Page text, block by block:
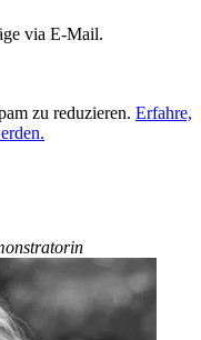
via E-Mail.
zu reduzieren. Erfahre,